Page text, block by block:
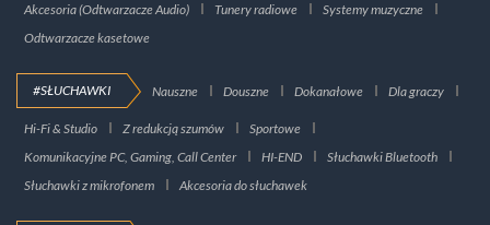
Akcesoria (Odtwarzacze Audio)
Tunery radiowe
Systemy muzyczne
Odtwarzacze kasetowe
#SŁUCHAWKI Nauszne Douszne Dokanałowe Dla graczy
Hi-Fi & Studio Z redukcją szumów
Sportowe
Komunikacyjne PC, Gaming, Call Center
HI-END
Słuchawki Bluetooth
Słuchawki z mikrofonem
Akcesoria do słuchawek